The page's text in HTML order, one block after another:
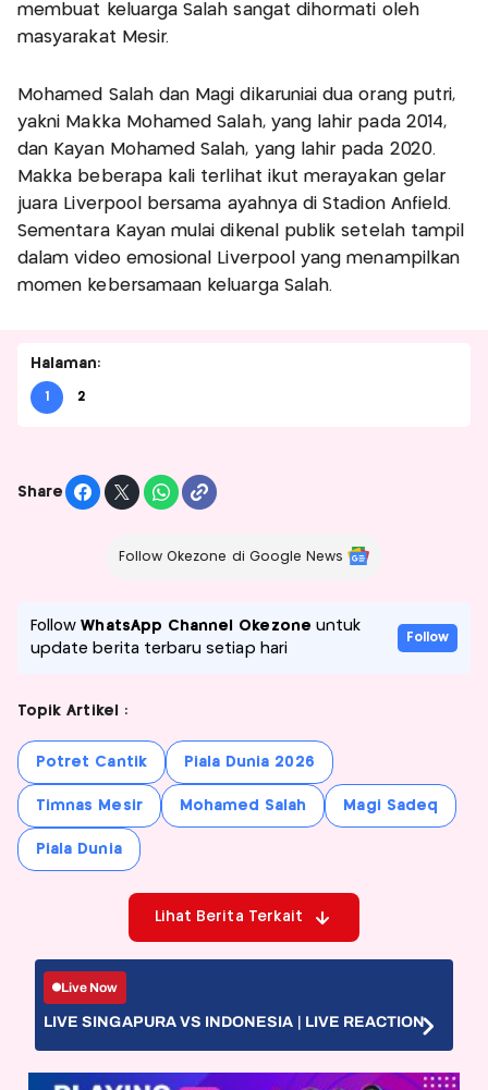
membuat keluarga Salah sangat dihormati oleh
masyarakat Mesir.
Mohamed Salah dan Magi dikaruniai dua orang putri,
yakni Makka Mohamed Salah, yang lahir pada 2014,
dan Kayan Mohamed Salah, yang lahir pada 2020.
Makka beberapa kali terlihat ikut merayakan gelar
juara Liverpool bersama ayahnya di Stadion Anfield.
Sementara Kayan mulai dikenal publik setelah tampil
dalam video emosional Liverpool yang menampilkan
momen kebersamaan keluarga Salah.
Halaman:
1 2
Share
Follow Okezone di Google News
FollowWhatsApp Channel Okezone untuk
update berita terbaru setiap hari
Follow
Topik Artikel :
Potret Cantik Piala Dunia 2026
Timnas Mesir Mohamed Salah Magi Sadeq
Piala Dunia
Lihat Berita Terkait
Live Now
LIVE SINGAPURA VS INDONESIA | LIVE REACTION